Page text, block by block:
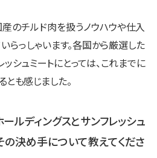
のチルド肉を扱うノウハウや仕入
らっしゃいます。各国から厳選した
シュミートにとっては、これまでに
も感じました。
ルディングスとサンフレッシュ
の決め手について教えてくださ